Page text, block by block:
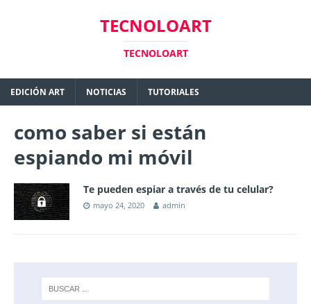
TECNOLOART
TECNOLOART
EDICIÓN ART NOTICIAS TUTORIALES
como saber si están
espiando mi móvil
Te pueden espiar a través de tu celular?
mayo 24, 2020 admin